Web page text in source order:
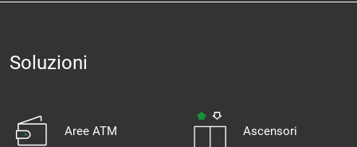
Soluzioni
Aree ATM Ascensori